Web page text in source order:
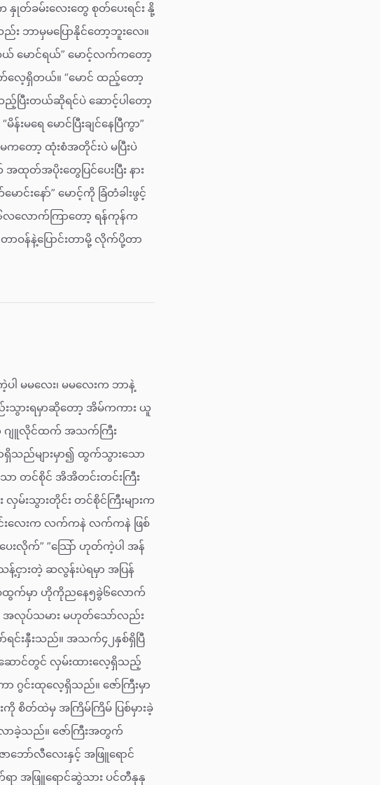
တ်ခမ်းလေးတွေ စုတ်ပေးရင်း နို့
း ဘာမှမပြောနိုင်တော့ဘူးလေ။
ယ် မောင်ရယ်” မောင့်လက်ကတော့
လေ့ရှိတယ်။ “မောင် ထည့်တော့
ထည့်ပြီးတယ်ဆိုရင်ပဲ ဆောင့်ပါတော့
ေ မောင်ပြီးချင်နေပြီကွာ”
မကတော့ ထုံးစံအတိုင်းပဲ မပြီးပဲ
ထုတ်အပိုးတွေပြင်ပေးပြီး နား
င်းနော်” မောင့်ကို ခြံတံခါးဖွင့်
လ‌လောက်ကြာတော့ ရန်ကုန်က
ဝန်နဲ့ပြောင်းတာမို့ လိုက်ပို့တာ
ါ မမလေး၊ မမလေးက ဘာနဲ့
ည်းသွားရမှာဆိုတော့ အိမ်ကကား ယူ
မှာ ဂျူလိုင်ထက် အသက်ကြီး
ာရှိသည်များမှာ၍ ထွက်သွားသော
ာ တင်စိုင် အိအိတင်းတင်းကြီး
းသွားတိုင်း တင်စိုင်ကြီးများက
ဝင်းလေးက လက်ကနဲ လက်ကနဲ ဖြစ်
ေးလိုက်” ”သြော် ဟုတ်ကဲ့ပါ အန်
ငှားတဲ့ ဆလွန်းပဲရမှာ အပြန်
စထွက်မှာ ဟိုကိုညနေ၅ခွဲ၆လောက်
မှ အလုပ်သမား မဟုတ်သော်လည်း
င်းနှီးသည်။ အသက်၄၂နှစ်ရှိပြီ
ောင်တွင် လှမ်းထားလေ့ရှိသည့်
ဂွင်းထုလေ့ရှိသည်။ ဇော်ကြီးမှာ
စိတ်ထဲမှ အကြိမ်ကြိမ် ပြစ်မှားခဲ့
ာခဲ့သည်။ ဇော်ကြီးအတွက်
ာဘော်လီလေးနှင့် အဖြူရောင်
အဖြူရောင်ဆွဲသား ပင်တီနုနု